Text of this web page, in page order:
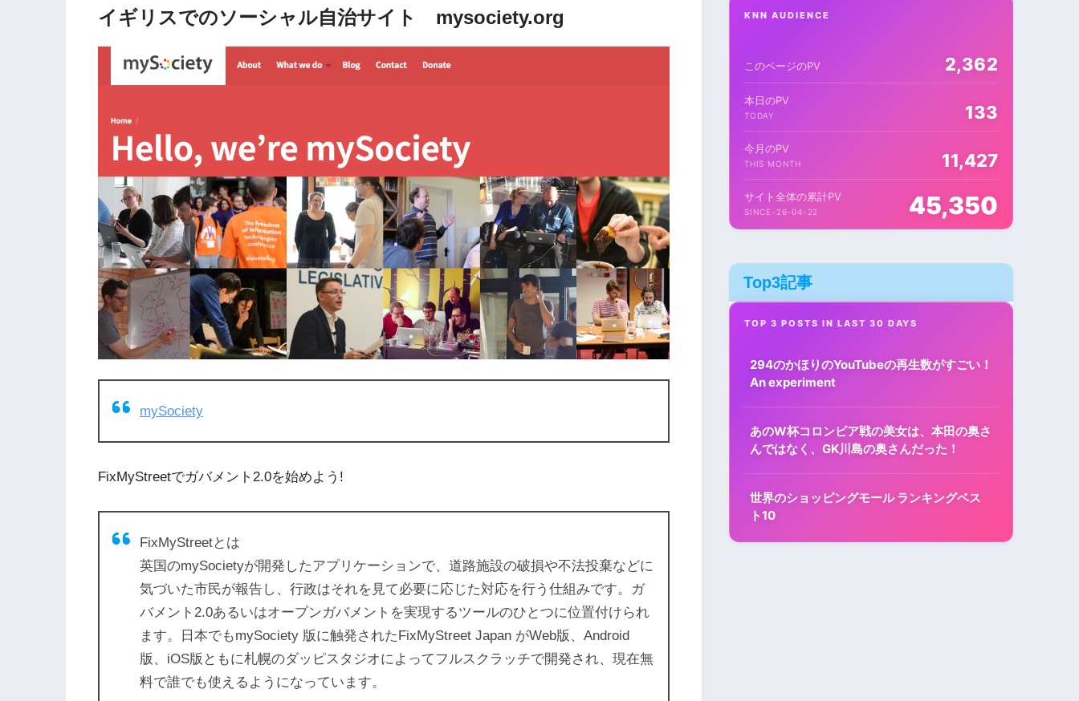
イギリスでのソーシャル自治サイト mysociety.org
mySociety
FixMyStreetでガバメント2.0を始めよう!
FixMyStreetとは
英国のmySocietyが開発したアプリケーションで、道路施設の破損や不法投棄などに
気づいた市民が報告し、行政はそれを見て必要に応じた対応を行う仕組みです。ガ
バメント2.0あるいはオープンガバメントを実現するツールのひとつに位置付けられ
ます。日本でもmySociety 版に触発されたFixMyStreet Japan がWeb版、Android
版、iOS版ともに札幌のダッピスタジオによってフルスクラッチで開発され、現在無
料で誰でも使えるようになっています。
KNN AUDIENCE
このページのPV 2,362
本日のPV
TODAY 133
今月のPV
THIS MONTH 11,427
サイト全体の累計PV
SINCE-26-04-22 45,350
Top3記事
TOP 3 POSTS IN LAST 30 DAYS
294のかほりのYouTubeの再生数がすごい！
An experiment
あのW杯コロンビア戦の美女は、本田の奥さ
んではなく、GK川島の奥さんだった！
世界のショッピングモール ランキングベス
ト10